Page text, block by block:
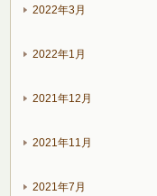
2022年3月
2022年1月
2021年12月
2021年11月
2021年7月